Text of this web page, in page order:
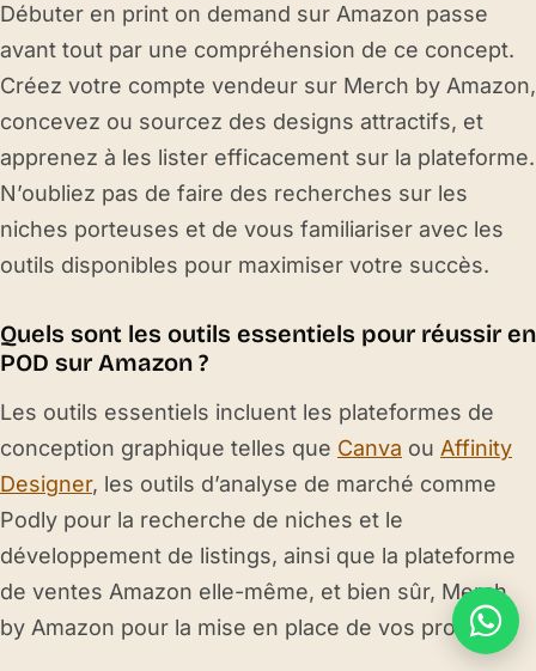
Débuter en print on demand sur Amazon passe
avant tout par une compréhension de ce concept.
Créez votre compte vendeur sur Merch by Amazon,
concevez ou sourcez des designs attractifs, et
apprenez à les lister efficacement sur la plateforme.
N’oubliez pas de faire des recherches sur les
niches porteuses et de vous familiariser avec les
outils disponibles pour maximiser votre succès.
Quels sont les outils essentiels pour réussir en
POD sur Amazon ?
Les outils essentiels incluent les plateformes de
conception graphique telles que Canva ou Affinity
Designer, les outils d’analyse de marché comme
Podly pour la recherche de niches et le
développement de listings, ainsi que la plateforme
de ventes Amazon elle-même, et bien sûr, Merch
by Amazon pour la mise en place de vos produits.